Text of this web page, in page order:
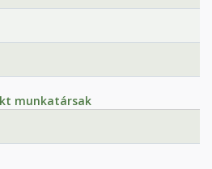
munkatársak